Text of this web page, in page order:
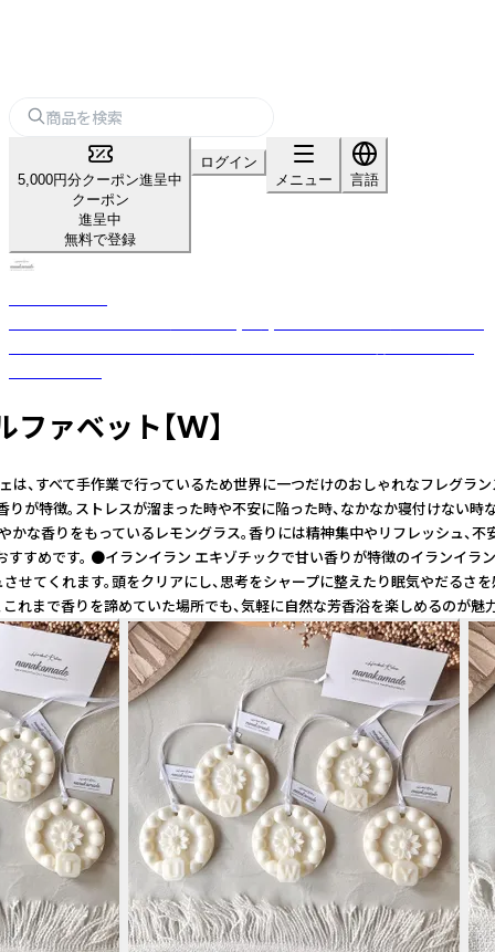
5,000円分クーポン進呈中
クーポン
進呈中
無料で登録
ログイン
メニュー
言語
ァベット【W】
べて手作業で行っているため世界に一つだけのおしゃれなフレグ
徴。ストレスが溜まった時や不安に陥った時、なかなか寝付け
りをもっているレモングラス。香りには精神集中やリフレッシ
です。 ●イランイラン エキゾチックで甘い香りが特徴のイラン
くれます。頭をクリアにし、思考をシャープに整えたり眠気や
で香りを諦めていた場所でも、気軽に自然な芳香浴を楽しめるの